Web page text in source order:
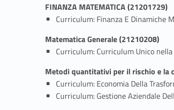
FINANZA MATEMATICA (21201729)
Curriculum: Finanza E Dinamiche
Matematica Generale (21210208)
Curriculum: Curriculum Unico
Metodi quantitativi per il rischio e la
Curriculum: Economia Della
Curriculum: Gestione Aziendale